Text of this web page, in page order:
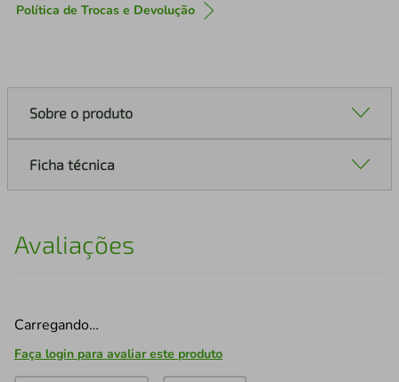
Política de Trocas e Devolução
Sobre o produto
Ficha técnica
Avaliações
Carregando…
Faça login para avaliar este produto